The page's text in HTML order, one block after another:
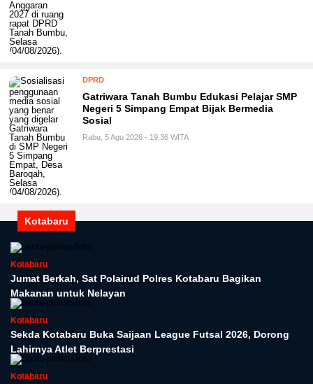
DPRD
Gatriwara Tanah Bumbu Edukasi Pelajar SMP
Negeri 5 Simpang Empat Bijak Bermedia
Sosial
Rabu, 5 Agu 2026 - 19:36 WITA
Kotabaru
Kotabaru
Jumat Berkah, Sat Polairud Polres Kotabaru Bagikan
Makanan untuk Nelayan
Kotabaru
Sekda Kotabaru Buka Saijaan League Futsal 2026, Dorong
Lahirnya Atlet Berprestasi
Kotabaru